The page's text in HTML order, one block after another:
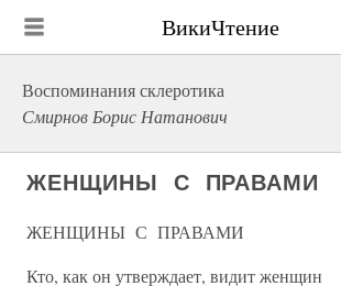
ВикиЧтение
Воспоминания склеротика
Смирнов Борис Натанович
ЖЕНЩИНЫ С ПРАВАМИ
ЖЕНЩИНЫ С ПРАВАМИ
Кто, как он утверждает, видит женщин